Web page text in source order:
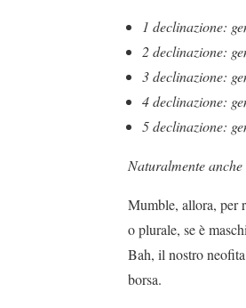
1 declinazione:
2 declinazione:
3 declinazione:
4 declinazione:
5 declinazione:
Naturalmente
Mumble, allora, per
o plurale, se è
Bah, il nostro
borsa.